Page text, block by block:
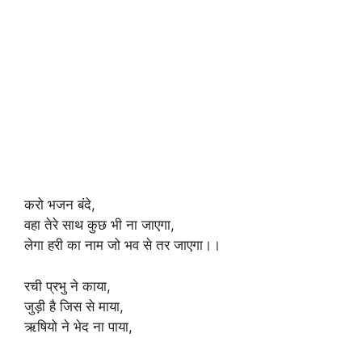
करो भजन बंदे,
वहा तेरे साथ कुछ भी ना जाएगा,
लेगा हरी का नाम जो भव से तर जाएगा।।
रची प्रभु ने काया,
जुड़ी है जिस से माया,
ऋषियो ने भेद ना पाया,